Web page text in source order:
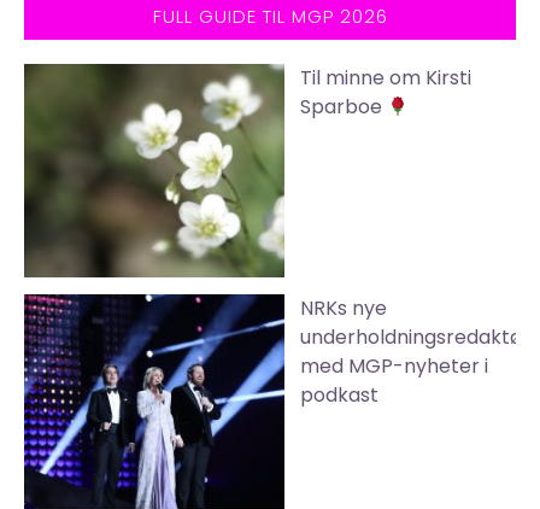
FULL GUIDE TIL MGP 2026
Til minne om Kirsti
Sparboe
NRKs nye
underholdningsredaktør
med MGP-nyheter i
podkast